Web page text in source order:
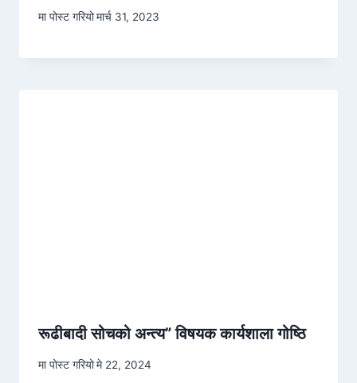
मा पोस्ट गरियोमार्च 31, 2023
रूढीबादी सोचको अन्त्य” विषयक कार्यशाला गोष्ठि
मा पोस्ट गरियोमे 22, 2024